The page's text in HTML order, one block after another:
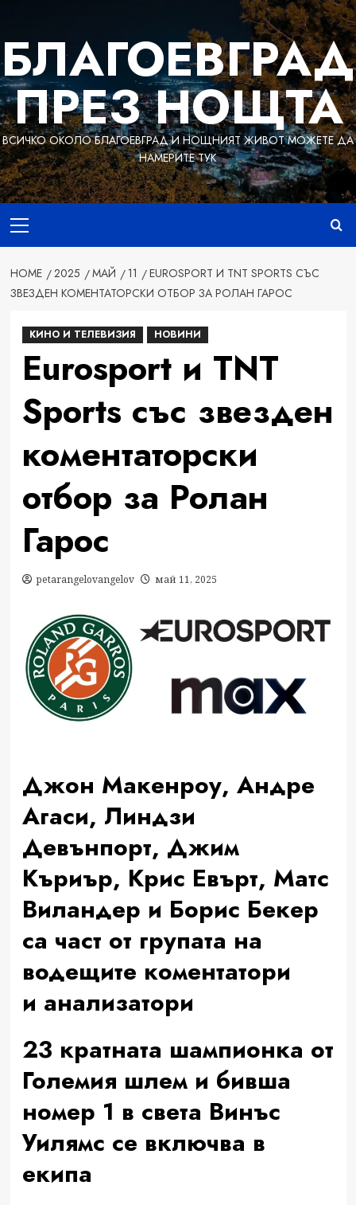
content
БЛАГОЕВГРАД
ПРЕЗ НОЩТА
ВСИЧКО ОКОЛО БЛАГОЕВГРАД И НОЩНИЯТ ЖИВОТ МОЖЕТЕ ДА
НАМЕРИТЕ ТУК
Menu
HOME 2025 МАЙ 11
EUROSPORT И TNT SPORTS СЪС
ЗВЕЗДЕН КОМЕНТАТОРСКИ ОТБОР ЗА РОЛАН ГАРОС
КИНО И ТЕЛЕВИЗИЯ НОВИНИ
Eurosport и TNT
Sports със звезден
коментаторски
отбор за Ролан
Гарос
petarangelovangelov май 11, 2025
Джон Макенроу, Андре
Агаси, Линдзи
Девънпорт, Джим
Къриър, Крис Евърт, Матс
Виландер и Борис Бекер
са част от групата на
водещите коментатори
и анализатори
23 кратната шампионка от
Големия шлем и бивша
номер 1 в света Винъс
Уилямс се включва в
екипа